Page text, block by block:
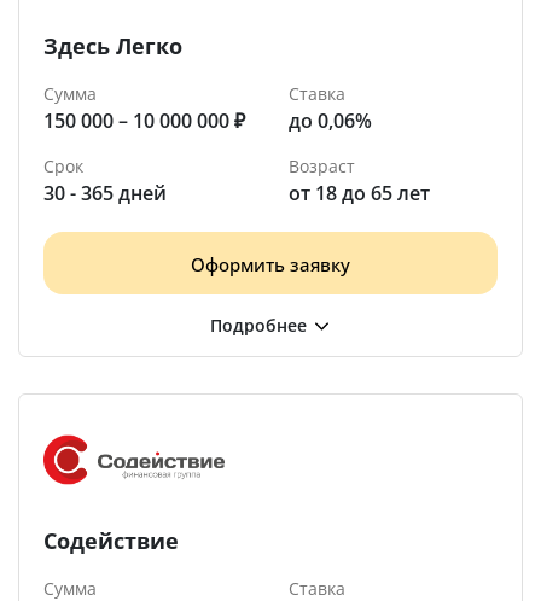
Здесь Легко
Сумма
150 000 – 10 000 000 ₽
Ставка
до 0,06%
Срок
30 - 365 дней
Возраст
от 18 до 65 лет
Оформить заявку
Содействие
Сумма Ставка